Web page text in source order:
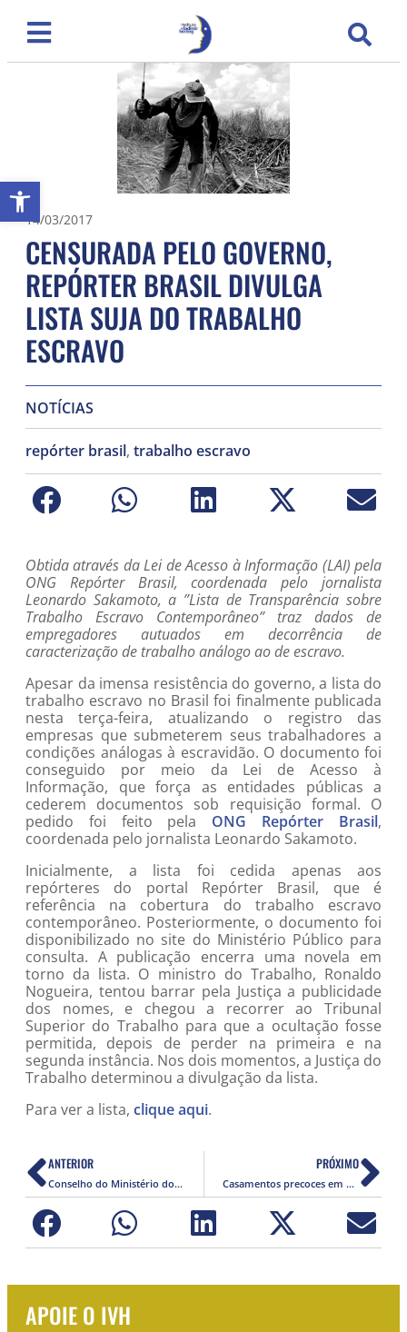
Abrir a barra de ferramentas
14/03/2017
CENSURADA PELO GOVERNO,
REPÓRTER BRASIL DIVULGA
LISTA SUJA DO TRABALHO
ESCRAVO
NOTÍCIAS
repórter brasil, trabalho escravo
Obtida através da Lei de Acesso à Informação (LAI) pela
ONG Repórter Brasil, coordenada pelo jornalista
Leonardo Sakamoto, a ”Lista de Transparência sobre
Trabalho Escravo Contemporâneo” traz dados de
empregadores autuados em decorrência de
caracterização de trabalho análogo ao de escravo.
Apesar da imensa resistência do governo, a lista do
trabalho escravo no Brasil foi finalmente publicada
nesta terça-feira, atualizando o registro das
empresas que submeterem seus trabalhadores a
condições análogas à escravidão. O documento foi
conseguido por meio da Lei de Acesso à
Informação, que força as entidades públicas a
cederem documentos sob requisição formal. O
pedido foi feito pela ONG Repórter Brasil,
coordenada pelo jornalista Leonardo Sakamoto.
Inicialmente, a lista foi cedida apenas aos
repórteres do portal Repórter Brasil, que é
referência na cobertura do trabalho escravo
contemporâneo. Posteriormente, o documento foi
disponibilizado no site do Ministério Público para
consulta. A publicação encerra uma novela em
torno da lista. O ministro do Trabalho, Ronaldo
Nogueira, tentou barrar pela Justiça a publicidade
dos nomes, e chegou a recorrer ao Tribunal
Superior do Trabalho para que a ocultação fosse
permitida, depois de perder na primeira e na
segunda instância. Nos dois momentos, a Justiça do
Trabalho determinou a divulgação da lista.
Para ver a lista, clique aqui.
ANTERIOR
Conselho do Ministério dos Direitos Humanos cobra divulgação da lista suja do trabalho escravo
PRÓXIMO
Casamentos precoces em Moçambique configuram grave violação dos direitos humanos, diz Unicef
APOIE O IVH